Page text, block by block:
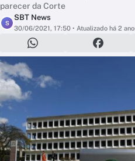
parecer da Corte
S
SBT News
30/06/2021, 17:50 • Atualizado há 2